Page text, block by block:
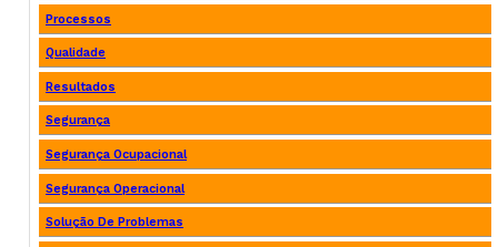
Processos
Qualidade
Resultados
Segurança
Segurança Ocupacional
Segurança Operacional
Solução De Problemas